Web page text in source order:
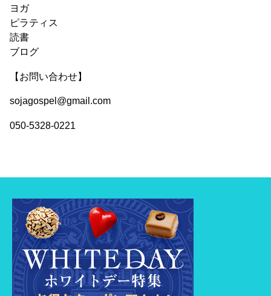
ヨガ
ピラティス
読書
ブログ
【お問い合わせ】
sojagospel@gmail.com
050-5328-0221